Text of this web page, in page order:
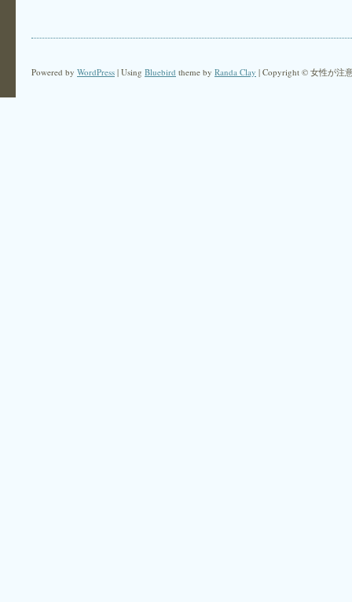
Powered by WordPress | Using Bluebird theme by Randa Clay | Copyright © 女性が注